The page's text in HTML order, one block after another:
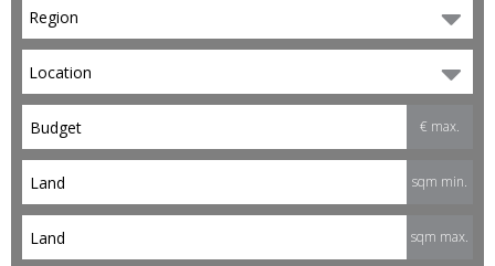
Region
Location
€ max.
sqm min.
sqm max.